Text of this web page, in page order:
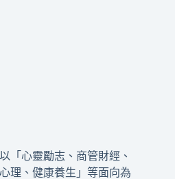
「心靈勵志、商管財經、
理、健康養生」等面向為